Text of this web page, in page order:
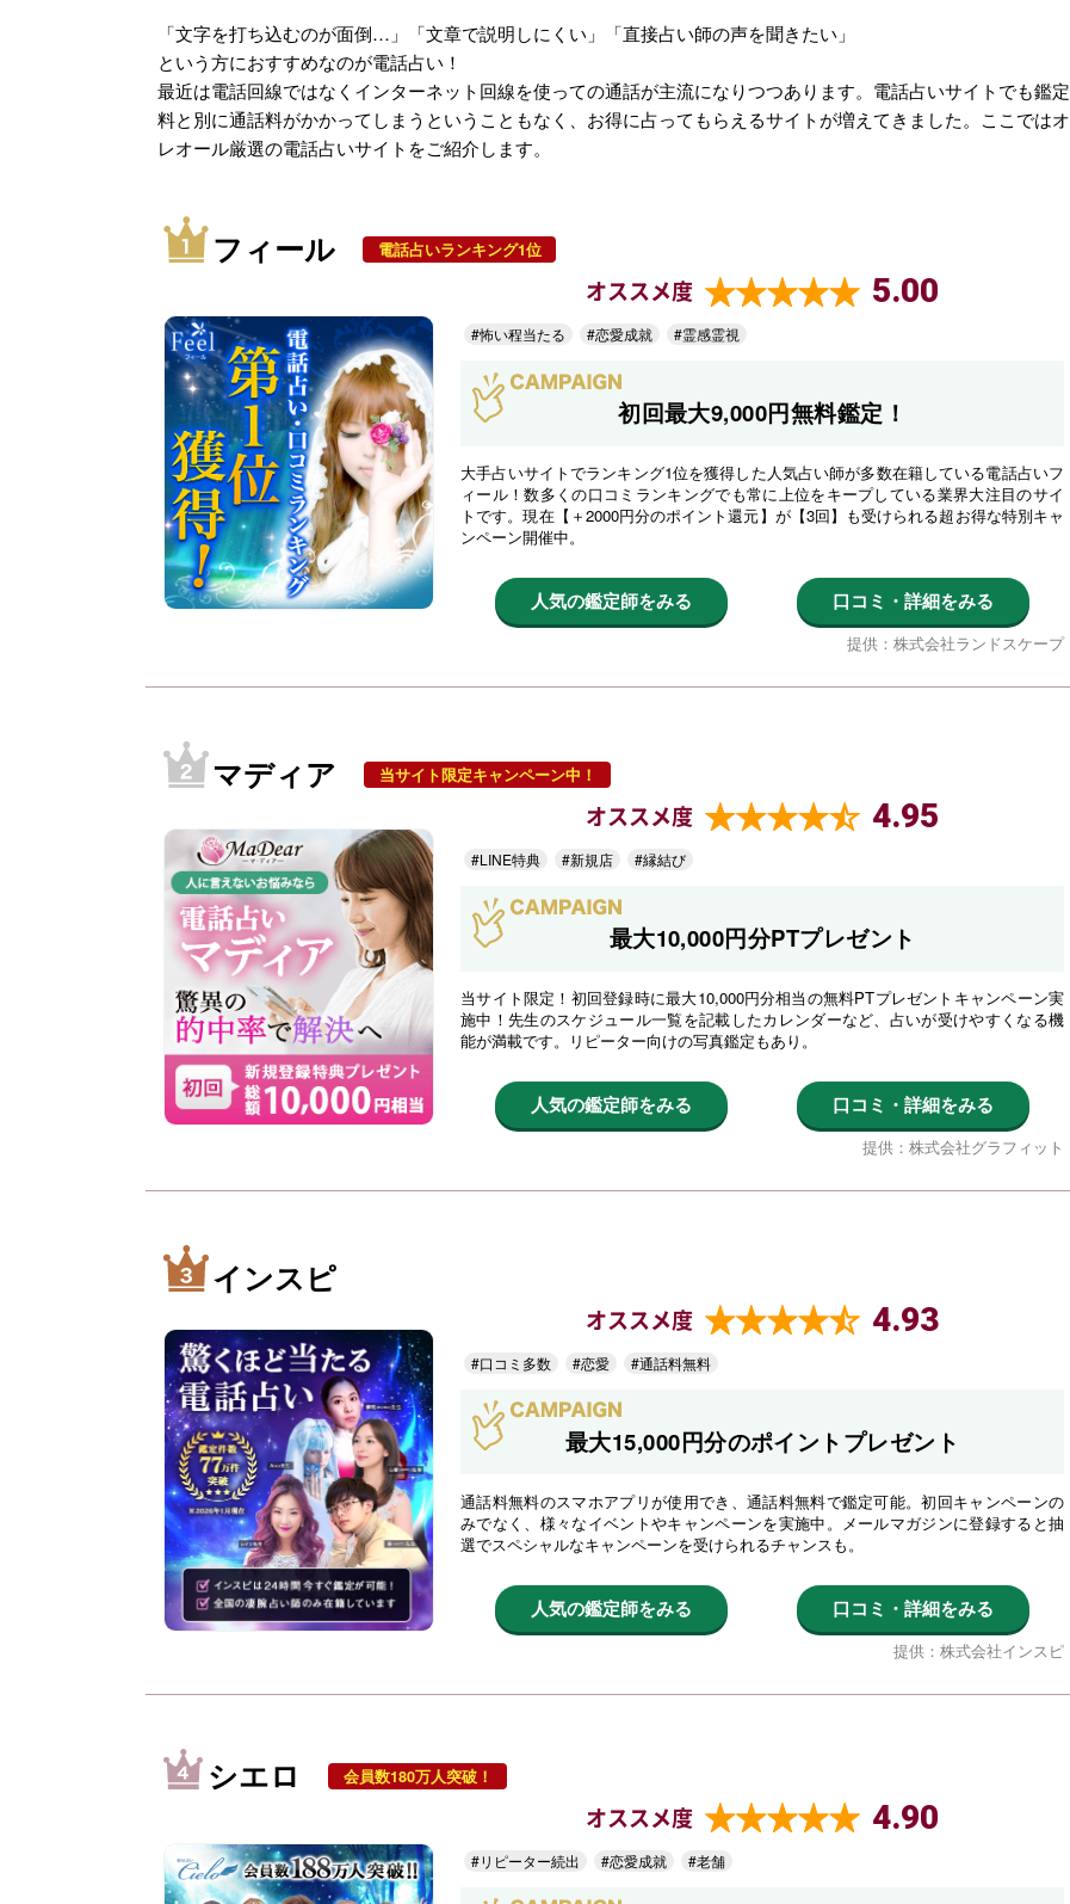
「文字を打ち込むのが面倒…」「文章で説明しにくい」「直接占い師の声を聞きたい」
という方におすすめなのが電話占い！
最近は電話回線ではなくインターネット回線を使っての通話が主流になりつつあります。電話占いサイトでも鑑定
料と別に通話料がかかってしまうということもなく、お得に占ってもらえるサイトが増えてきました。ここではオ
レオール厳選の電話占いサイトをご紹介します。
フィール 電話占いランキング1位
オススメ度 5.00
#怖い程当たる #恋愛成就 #霊感霊視
初回最大9,000円無料鑑定！
大手占いサイトでランキング1位を獲得した人気占い師が多数在籍している電話占いフ
ィール！数多くの口コミランキングでも常に上位をキープしている業界大注目のサイ
トです。現在【＋2000円分のポイント還元】が【3回】も受けられる超お得な特別キャ
ンペーン開催中。
人気の鑑定師をみる 口コミ・詳細をみる
提供：株式会社ランドスケープ
マディア 当サイト限定キャンペーン中！
オススメ度 4.95
#LINE特典 #新規店 #縁結び
最大10,000円分PTプレゼント
当サイト限定！初回登録時に最大10,000円分相当の無料PTプレゼントキャンペーン実
施中！先生のスケジュール一覧を記載したカレンダーなど、占いが受けやすくなる機
能が満載です。リピーター向けの写真鑑定もあり。
人気の鑑定師をみる 口コミ・詳細をみる
提供：株式会社グラフィット
インスピ
オススメ度 4.93
#口コミ多数 #恋愛 #通話料無料
最大15,000円分のポイントプレゼント
通話料無料のスマホアプリが使用でき、通話料無料で鑑定可能。初回キャンペーンの
みでなく、様々なイベントやキャンペーンを実施中。メールマガジンに登録すると抽
選でスペシャルなキャンペーンを受けられるチャンスも。
人気の鑑定師をみる 口コミ・詳細をみる
提供：株式会社インスピ
シエロ 会員数180万人突破！
オススメ度 4.90
#リピーター続出 #恋愛成就 #老舗